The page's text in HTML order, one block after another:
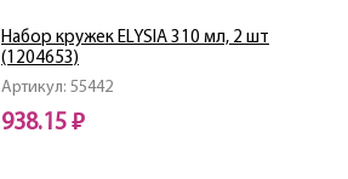
Артикул: 55442
Набор кружек ELYSIA 310 мл, 2 шт
(1204653)
938.15 ₽